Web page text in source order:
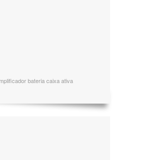
bateria caixa ativa